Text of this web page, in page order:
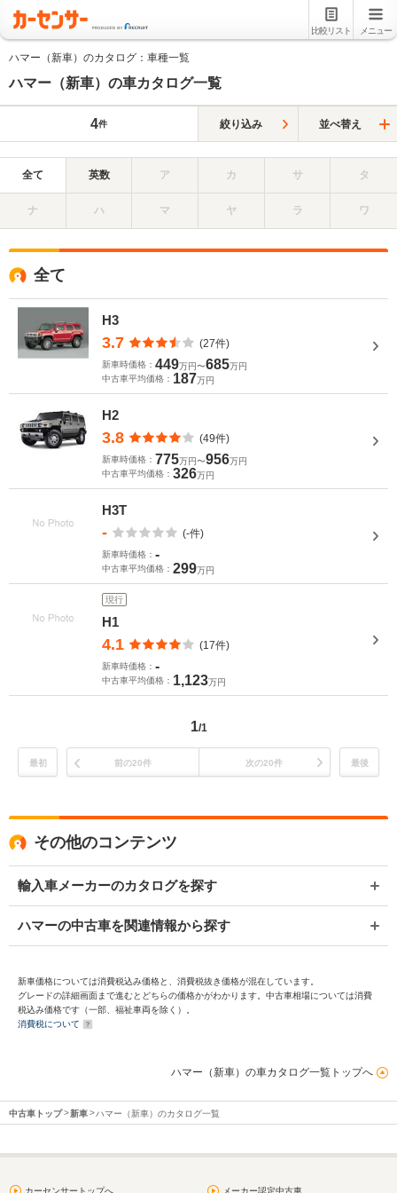
比較リスト メニュー
ハマー（新車）のカタログ：車種一覧
ハマー（新車）の車カタログ一覧
4件 絞り込み 並べ替え
全て 英数 ア カ サ タ
ナ ハ マ ヤ ラ ワ
全て
H3
3.7 (27件)
新車時価格： 449万円〜685万円
中古車平均価格： 187万円
H2
3.8 (49件)
新車時価格： 775万円〜956万円
中古車平均価格： 326万円
H3T
- (-件)
新車時価格： -
中古車平均価格： 299万円
現行
H1
4.1 (17件)
新車時価格： -
中古車平均価格： 1,123万円
1/1
最初 前の20件 次の20件 最後
その他のコンテンツ
輸入車メーカーのカタログを探す
ハマーの中古車を関連情報から探す
新車価格については消費税込み価格と、消費税抜き価格が混在しています。
グレードの詳細画面まで進むとどちらの価格かがわかります。中古車相場については消費
税込み価格です（一部、福祉車両を除く）。
消費税について
ハマー（新車）の車カタログ一覧トップへ
中古車トップ 新車 ハマー（新車）のカタログ一覧
カーセンサートップへ メーカー認定中古車